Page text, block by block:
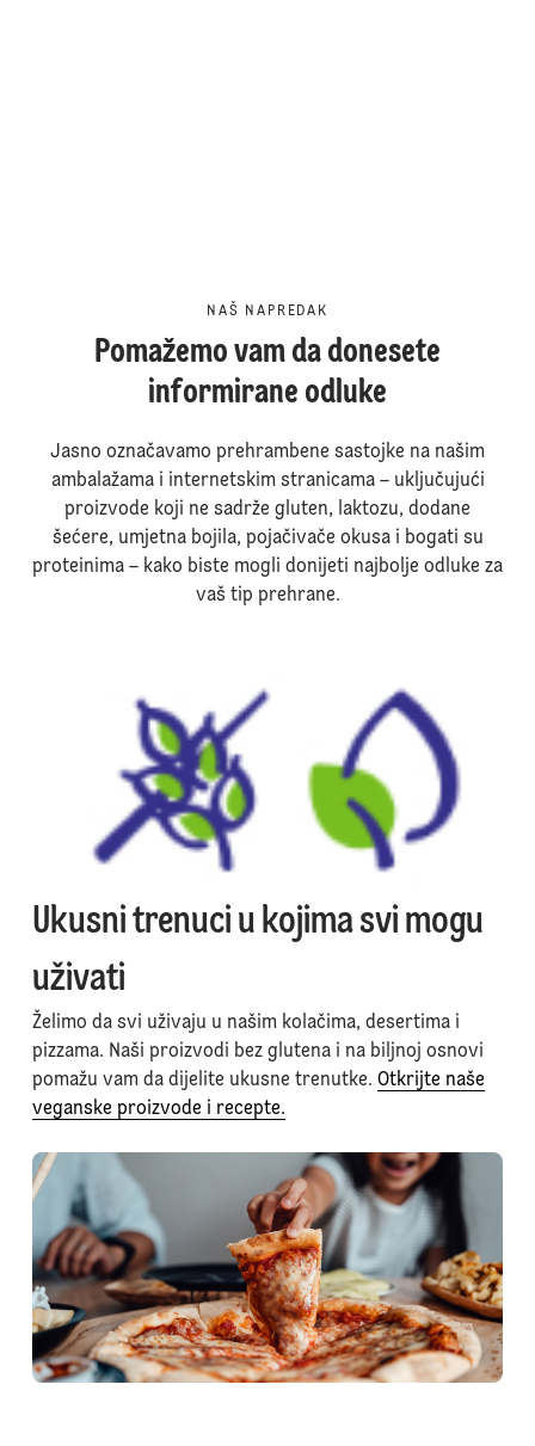
NAŠ NAPREDAK
Pomažemo vam da donesete
informirane odluke
Jasno označavamo prehrambene sastojke na našim
ambalažama i internetskim stranicama – uključujući
proizvode koji ne sadrže gluten, laktozu, dodane
šećere, umjetna bojila, pojačivače okusa i bogati su
proteinima – kako biste mogli donijeti najbolje odluke za
vaš tip prehrane.
Ukusni trenuci u kojima svi mogu
uživati
Želimo da svi uživaju u našim kolačima, desertima i
pizzama. Naši proizvodi bez glutena i na biljnoj osnovi
pomažu vam da dijelite ukusne trenutke. Otkrijte naše
veganske proizvode i recepte.